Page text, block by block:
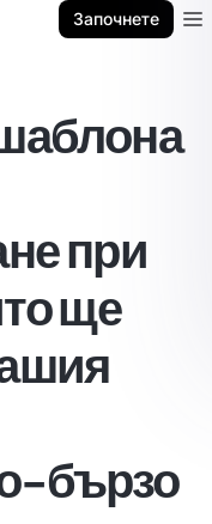
Започнете
при
ще
бързо